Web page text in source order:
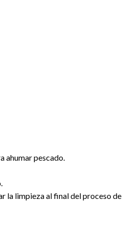
ahumar pescado.
la limpieza al final del proceso de